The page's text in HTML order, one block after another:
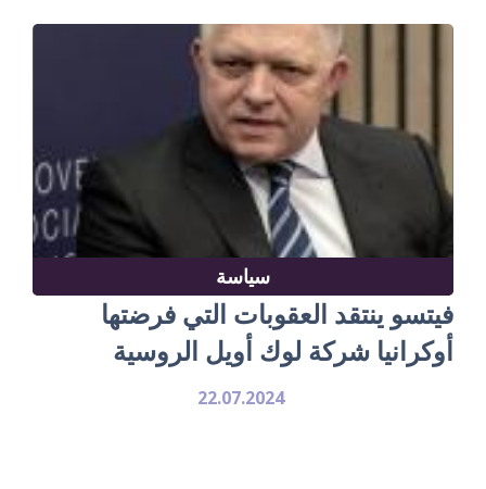
سياسة
فيتسو ينتقد العقوبات التي فرضتها
أوكرانيا شركة لوك أويل الروسية
22.07.2024